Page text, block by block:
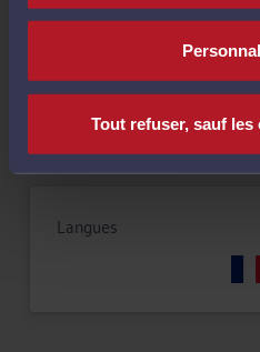
Tout refuser, sauf
Langues